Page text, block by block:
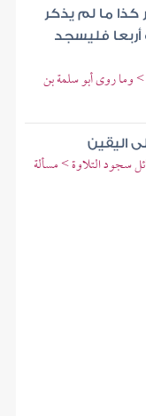
كذا ما لم يذكر
أربعا فليسجد
> وما روى أبو سلمة بن
اليقين
سجود التلاوة > مسألة